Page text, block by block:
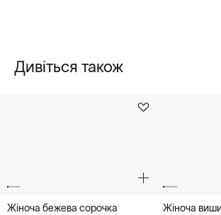
Післяплата («Нова пошта»), Готівкою (при
по Києву)
Дивіться також
Жіноча бежева сорочка
Жіноча